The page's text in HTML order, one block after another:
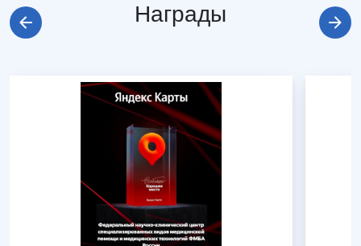
Награды